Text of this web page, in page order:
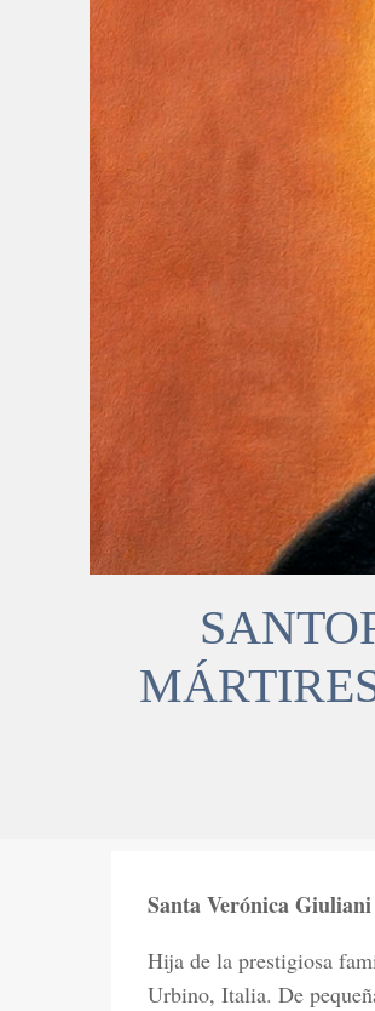
Santa Verónica
Hija de la prestigiosa
Urbino, Italia. De